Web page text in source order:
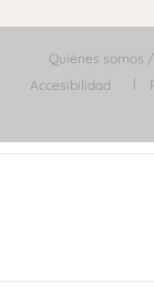
Quiénes somos
Accesibilidad